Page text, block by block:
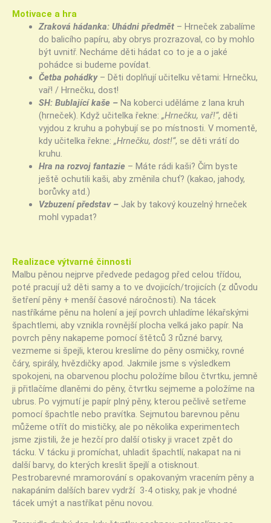
Motivace a hra
Zraková hádanka: Uhádni předmět– Hrneček zabalíme
do balicího papíru, aby obrys prozrazoval, co by mohlo
být uvnitř. Necháme děti hádat co to je a o jaké
pohádce si budeme povídat.
Četba pohádky – Děti doplňují učitelku větami: Hrnečku,
vař! / Hrnečku, dost!
SH: Bublající kaše –Na koberci uděláme z lana kruh
(hrneček). Když učitelka řekne: „Hrnečku, vař!“, děti
vyjdou z kruhu a pohybují se po místnosti. V momentě,
kdy učitelka řekne: „Hrnečku, dost!“, se děti vrátí do
kruhu.
Hra na rozvoj fantazie– Máte rádi kaši? Čím byste
ještě ochutili kaši, aby změnila chuť? (kakao, jahody,
borůvky atd.)
Vzbuzení představ – Jak by takový kouzelný hrneček
mohl vypadat?
Realizace výtvarné činnosti
Malbu pěnou nejprve předvede pedagog před celou třídou,
poté pracují už děti samy a to ve dvojicích/trojicích (z důvodu
šetření pěny + menší časové náročnosti). Na tácek
nastříkáme pěnu na holení a její povrch uhladíme lékařskými
špachtlemi, aby vznikla rovnější plocha velká jako papír. Na
povrch pěny nakapeme pomocí štětců 3 různé barvy,
vezmeme si špejli, kterou kreslíme do pěny osmičky, rovné
čáry, spirály, hvězdičky apod. Jakmile jsme s výsledkem
spokojeni, na obarvenou plochu položíme bílou čtvrtku, jemně
ji přitlačíme dlaněmi do pěny, čtvrtku sejmeme a položíme na
ubrus. Po vyjmutí je papír plný pěny, kterou pečlivě setřeme
pomocí špachtle nebo pravítka. Sejmutou barevnou pěnu
můžeme otřít do mističky, ale po několika experimentech
jsme zjistili, že je hezčí pro další otisky ji vracet zpět do
tácku. V tácku ji promíchat, uhladit špachtlí, nakapat na ni
další barvy, do kterých kreslit špejlí a otisknout.
Pestrobarevné mramorování s opakovaným vracením pěny a
nakapáním dalších barev vydrží 3-4 otisky, pak je vhodné
tácek umýt a nastříkat pěnu novou.